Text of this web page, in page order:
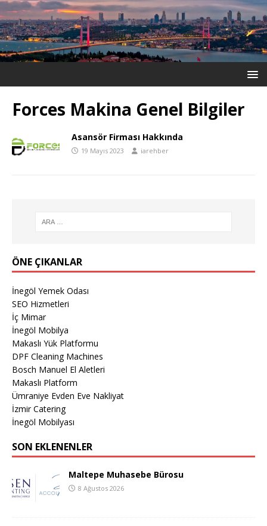
Forces Makina Genel Bilgiler
Asansör Firması Hakkında
19 Mayıs 2023 iarehber
ÖNE ÇIKANLAR
İnegöl Yemek Odası
SEO Hizmetleri
İç Mimar
İnegöl Mobilya
Makaslı Yük Platformu
DPF Cleaning Machines
Bosch Manuel El Aletleri
Makaslı Platform
Ümraniye Evden Eve Nakliyat
İzmir Catering
İnegöl Mobilyası
SON EKLENENLER
Maltepe Muhasebe Bürosu
8 Ağustos 2026